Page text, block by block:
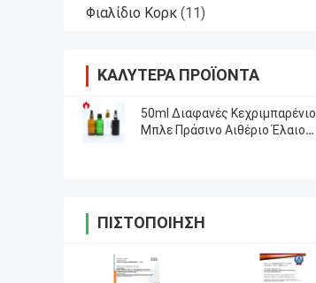
Φιαλίδιο Κορκ (11)
ΚΑΛΎΤΕΡΑ ΠΡΟΪΌΝΤΑ
50ml Διαφανές Κεχριμπαρένιο
Μπλε Πράσινο Αιθέριο Έλαιο
ΠΙΣΤΟΠΟΊΗΣΗ